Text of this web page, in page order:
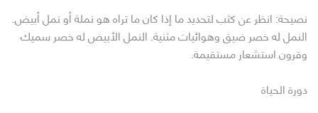
نصيحة: انظر عن كثب لتحديد ما إذا كان ما تراه هو نملة أو نمل أبيض.
النمل له خصر ضيق وهوائيات مثنية. النمل الأبيض له خصر سميك
وقرون استشعار مستقيمة.
دورة الحياة